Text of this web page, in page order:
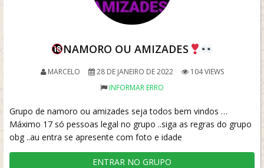
NAMORO OU AMIZADES
MARCELO 28 DE JANEIRO DE 2022
104 VIEWS
INFORMAR ERRO
Grupo de namoro ou amizades seja todos bem vindos …
Máximo 17 só pessoas legal no grupo ..siga as regras do grupo
obg ..au entra se apresente com foto e idade
ENTRAR NO GRUPO